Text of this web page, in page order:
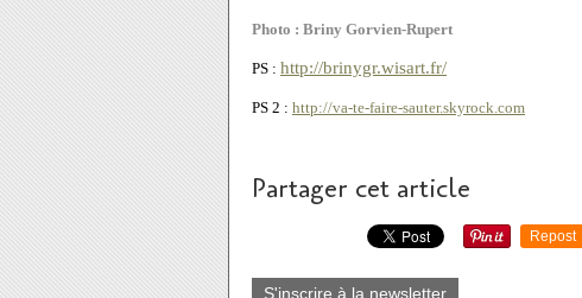
Photo : Briny Gorvien-Rupert
PS : http://brinygr.wisart.fr/
PS 2 : http://va-te-faire-sauter.skyrock.com
Partager cet article
Repost
S'inscrire à la newsletter